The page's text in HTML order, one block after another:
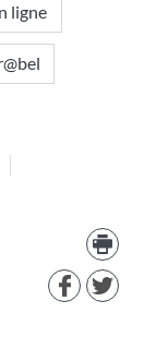
ligne